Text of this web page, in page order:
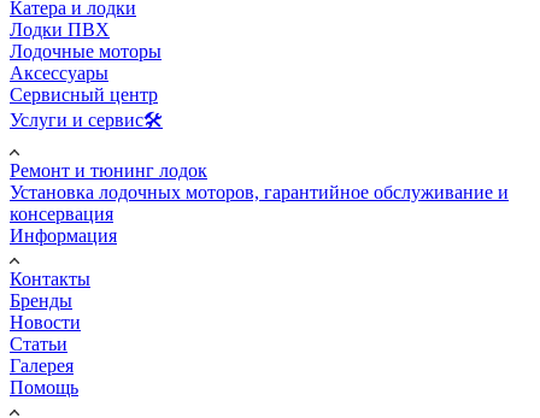
Катера и лодки
Лодки ПВХ
Лодочные моторы
Аксессуары
Сервисный центр
Услуги и сервис🛠️
Ремонт и тюнинг лодок
Установка лодочных моторов, гарантийное обслуживание и
консервация
Информация
Контакты
Бренды
Новости
Статьи
Галерея
Помощь